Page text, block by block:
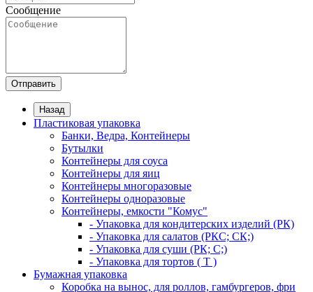
Сообщение
Отправить
Назад
Пластиковая упаковка
Банки, Ведра, Контейнеры
Бутылки
Контейнеры для соуса
Контейнеры для яиц
Контейнеры многоразовые
Контейнеры одноразовые
Контейнеры, емкости "Комус"
- Упаковка для кондитерских изделий (РК)
- Упаковка для салатов (РКС; СК;)
- Упаковка для суши (РК; С;)
- Упаковка для тортов ( Т )
Бумажная упаковка
Коробка на вынос, для роллов, гамбургеров, фри